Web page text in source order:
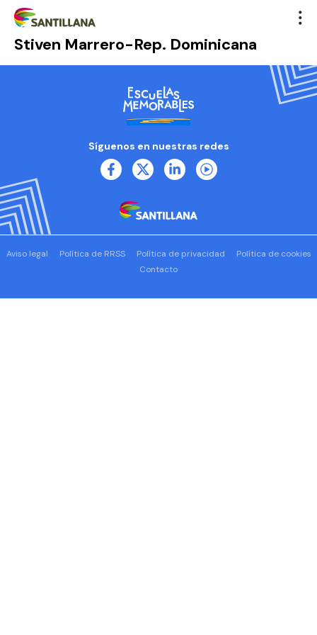
Stiven Marrero-Rep. Dominicana
Síguenos en nuestras redes
Aviso legal Política de RRSS Política de privacidad
Política de cookies
Contacto